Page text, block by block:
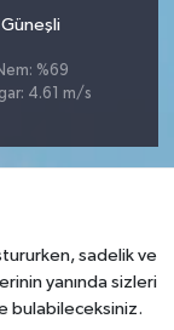
Güneşli
%69
4.61 m/s
sadelik ve
yanında sizleri
bulabileceksiniz.